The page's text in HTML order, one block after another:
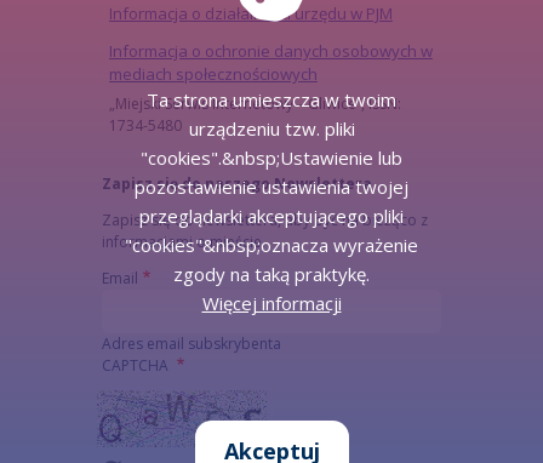
Informacja o działalności urzędu w PJM
Informacja o ochronie danych osobowych w
mediach społecznościowych
„Miejski Serwis Internetowy – Gliwice”, ISSN:
1734-5480
Zapisz się do naszego Newslettera
Zapisz się do newslettera, aby być na bieżąco z
informacjami o mieście.
Email
Adres email subskrybenta
CAPTCHA
Ta strona umieszcza w twoim
urządzeniu tzw. pliki
"cookies".&nbsp;Ustawienie lub
pozostawienie ustawienia twojej
przeglądarki akceptującego pliki
"cookies"&nbsp;oznacza wyrażenie
zgody na taką praktykę.
Więcej informacji
Akceptuj